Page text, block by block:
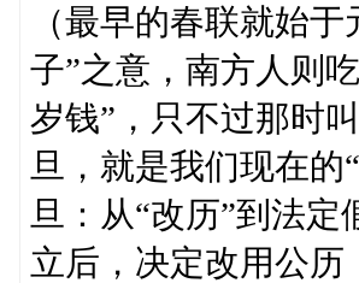
（最早的春联就始
子”之意，南方人则
岁钱”，只不过那时
旦，就是我们现在
旦：从“改历”到法
立后，决定改用公历